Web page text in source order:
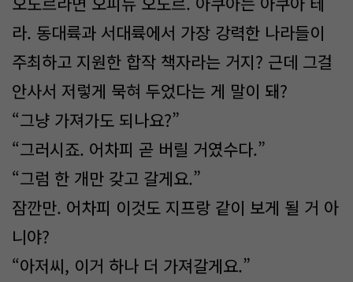
라. 동대륙과 서대륙에서 가장 강력한 나라들이
주최하고 지원한 합작 책자라는 거지? 근데 그걸
안사서 저렇게 묵혀 두었다는 게 말이 돼?
“그냥 가져가도 되나요?”
“그러시죠. 어차피 곧 버릴 거였수다.”
“그럼 한 개만 갖고 갈게요.”
잠깐만. 어차피 이것도 지프랑 같이 보게 될 거 아
니야?
“아저씨, 이거 하나 더 가져갈게요.”